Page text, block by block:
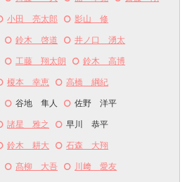
小田 亮太郎 影山 修
鈴木 啓道 井ノ口 湧太
工藤 翔太朗 鈴木 高博
榎本 幸恵 高橋 綱紀
谷地 隼人 佐野 洋平
諸星 雅之 早川 恭平
鈴木 耕大 石森 大翔
髙柳 大吾 川﨑 愛友